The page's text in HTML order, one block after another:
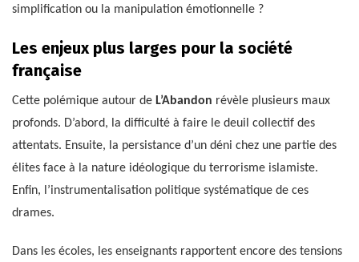
simplification ou la manipulation émotionnelle ?
Les enjeux plus larges pour la société
française
Cette polémique autour de L’Abandon révèle plusieurs maux
profonds. D’abord, la difficulté à faire le deuil collectif des
attentats. Ensuite, la persistance d’un déni chez une partie des
élites face à la nature idéologique du terrorisme islamiste.
Enfin, l’instrumentalisation politique systématique de ces
drames.
Dans les écoles, les enseignants rapportent encore des tensions